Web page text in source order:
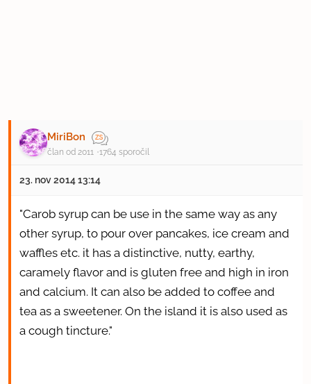
MiriBon
član od 2011 1764 sporočil
23. nov 2014 13:14
"Carob syrup can be use in the same way as any
other syrup, to pour over pancakes, ice cream and
waffles etc. it has a distinctive, nutty, earthy,
caramely flavor and is gluten free and high in iron
and calcium. It can also be added to coffee and
tea as a sweetener. On the island it is also used as
a cough tincture."